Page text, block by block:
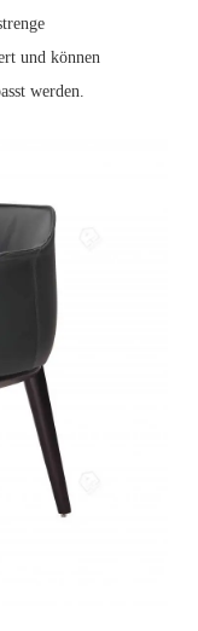
und können
werden.